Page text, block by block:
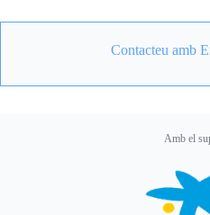
Contacteu amb
Amb el